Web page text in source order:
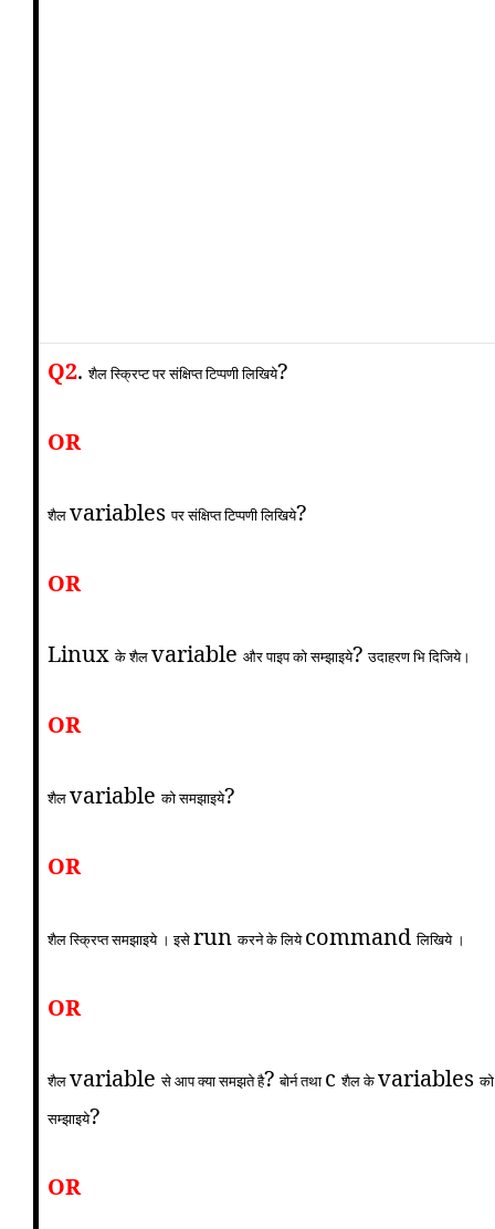
Q2.शैल स्क्रिप्ट पर संक्षिप्त टिप्पणी लिखिये?
OR
शैलvariablesपर संक्षिप्त टिप्पणी लिखिये?
OR
Linuxके शैलvariable और पाइप को सम्झाइये?उदाहरण भि दिजिये।
OR
शैलvariableको समझाइये?
OR
शैल स्क्रिप्त समझाइये । इसेrunकरने के लियेcommandलिखिये ।
OR
शैलvariableसे आप क्या समझते है?बोर्न तथा cशैल केvariablesको
सम्झाइये?
OR